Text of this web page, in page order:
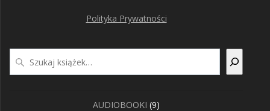
Polityka Prywatności
AUDIOBOOKI 99